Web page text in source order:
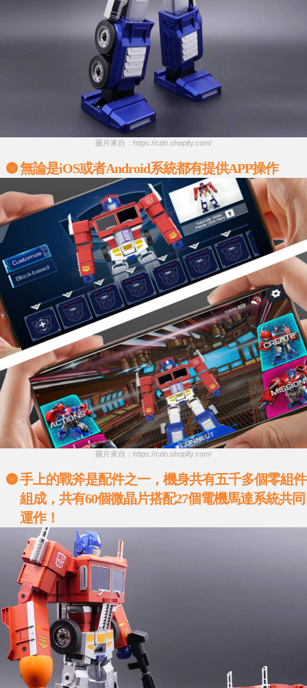
圖片來自：https://cdn.shopify.com/
無論是iOS或者Android系統都有提供APP操作
圖片來自：https://cdn.shopify.com/
手上的戰斧是配件之一，機身共有五千多個零組件
組成，共有60個微晶片搭配27個電機馬達系統共同
運作！